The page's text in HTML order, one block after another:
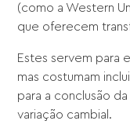
(como a Western
que oferecem
Estes servem para
mas costumam
para a conclusão
variação cambial.